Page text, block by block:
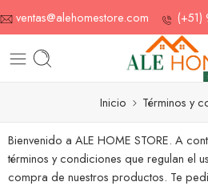
ventas@alehomestore.com
Inicio Términos y
Bienvenido a ALE HOME STORE. A
términos y condiciones que regulan el
compra de nuestros productos. Te